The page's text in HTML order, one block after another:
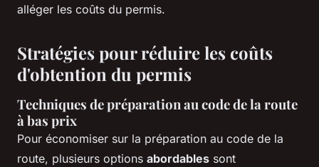
alléger les coûts du permis.
Stratégies pour réduire les coûts
d'obtention du permis
Techniques de préparation au code de la route
à bas prix
Pour économiser sur la préparation au code de la
route, plusieurs options abordables sont